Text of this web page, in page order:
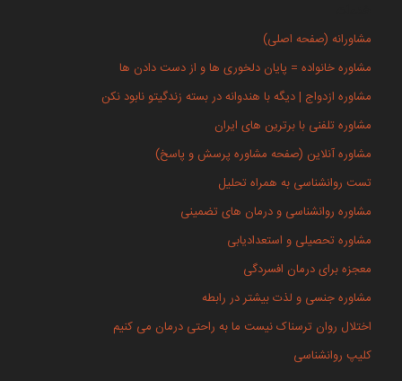
مشاورانه (صفحه اصلی)
مشاوره خانواده = پایان دلخوری ها و از دست دادن ها
مشاوره ازدواج | دیگه با هندوانه در بسته زندگیتو نابود نکن
مشاوره تلفنی با برترین های ایران
مشاوره آنلاین (صفحه مشاوره پرسش و پاسخ)
تست روانشناسی به همراه تحلیل
مشاوره روانشناسی و درمان های تضمینی
مشاوره تحصیلی و استعدادیابی
معجزه برای درمان افسردگی
مشاوره جنسی و لذت بیشتر در رابطه
اختلال روان ترسناک نیست ما به راحتی درمان می کنیم
کلیپ روانشناسی